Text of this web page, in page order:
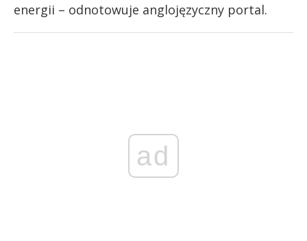
energii – odnotowuje anglojęzyczny portal.
ad